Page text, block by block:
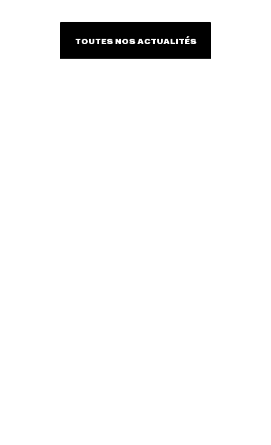
TOUTES NOS ACTUALITÉS